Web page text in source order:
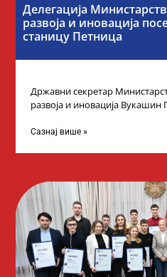
Делегација
развоја и иновација
станицу Петница
Државни секретар
развоја и иновација
промоцију
Сазнај више »